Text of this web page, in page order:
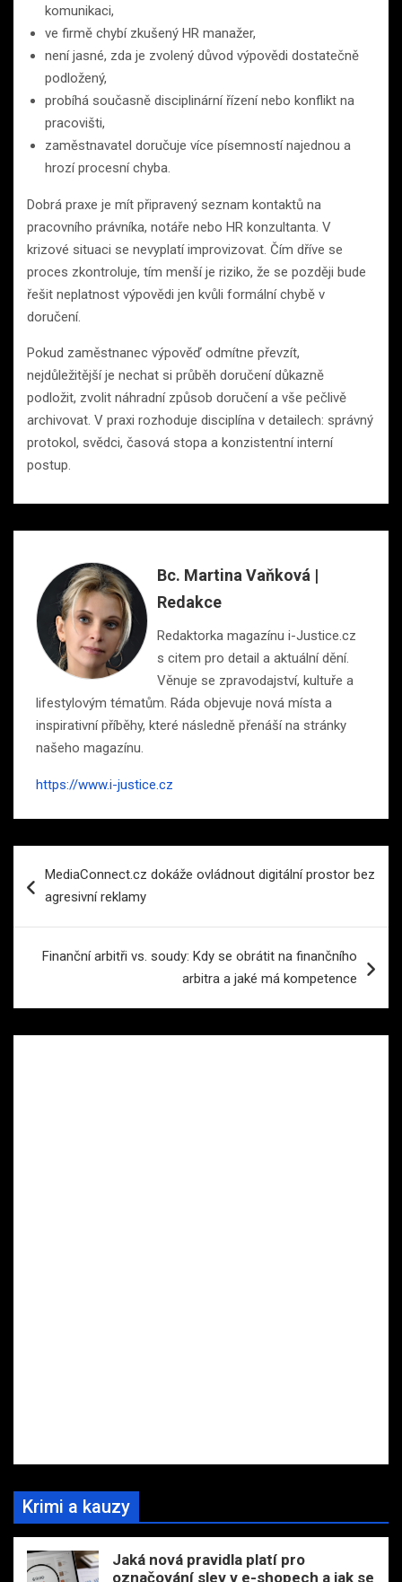
komunikaci,
ve firmě chybí zkušený HR manažer,
není jasné, zda je zvolený důvod výpovědi dostatečně
podložený,
probíhá současně disciplinární řízení nebo konflikt na
pracovišti,
zaměstnavatel doručuje více písemností najednou a
hrozí procesní chyba.
Dobrá praxe je mít připravený seznam kontaktů na
pracovního právníka, notáře nebo HR konzultanta. V
krizové situaci se nevyplatí improvizovat. Čím dříve se
proces zkontroluje, tím menší je riziko, že se později bude
řešit neplatnost výpovědi jen kvůli formální chybě v
doručení.
Pokud zaměstnanec výpověď odmítne převzít,
nejdůležitější je nechat si průběh doručení důkazně
podložit, zvolit náhradní způsob doručení a vše pečlivě
archivovat. V praxi rozhoduje disciplína v detailech: správný
protokol, svědci, časová stopa a konzistentní interní
postup.
Bc. Martina Vaňková |
Redakce
Redaktorka magazínu i-Justice.cz
s citem pro detail a aktuální dění.
Věnuje se zpravodajství, kultuře a
lifestylovým tématům. Ráda objevuje nová místa a
inspirativní příběhy, které následně přenáší na stránky
našeho magazínu.
https://www.i-justice.cz
proMediaConnect.cz dokáže ovládnout digitální prostor bez
agresivní reklamy
Finanční arbitři vs. soudy: Kdy se obrátit na finančního
arbitra a jaké má kompetence
Krimi a kauzy
Jaká nová pravidla platí pro
označování slev v e-shopech a jak se